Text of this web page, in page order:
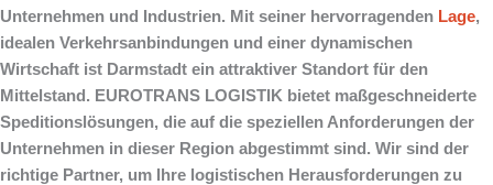
Unternehmen und Industrien. Mit seiner hervorragenden Lage,
idealen Verkehrsanbindungen und einer dynamischen
Wirtschaft ist Darmstadt ein attraktiver Standort für den
Mittelstand. EUROTRANS LOGISTIK bietet maßgeschneiderte
Speditionslösungen, die auf die speziellen Anforderungen der
Unternehmen in dieser Region abgestimmt sind. Wir sind der
richtige Partner, um Ihre logistischen Herausforderungen zu